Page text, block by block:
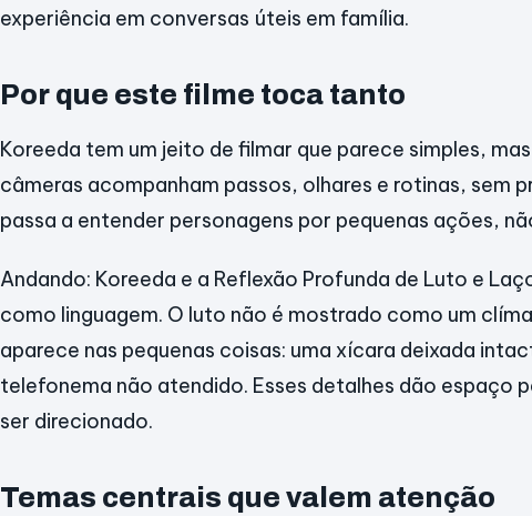
experiência em conversas úteis em família.
Por que este filme toca tanto
Koreeda tem um jeito de filmar que parece simples,
câmeras acompanham passos, olhares e rotinas, sem
passa a entender personagens por pequenas ações,
Andando: Koreeda e a Reflexão Profunda de Luto e
como linguagem. O luto não é mostrado como um
aparece nas pequenas coisas: uma xícara deixada
telefonema não atendido. Esses detalhes dão espaço
ser direcionado.
Temas centrais que valem atenção